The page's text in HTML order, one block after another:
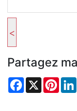
<
Partagez
Facebook
X